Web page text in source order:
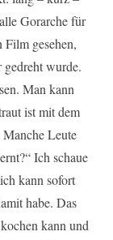
Gorarche für
Film gesehen,
wurde.
Man kann
ist mit dem
Leute
Ich schaue
kann sofort
habe. Das
kann und